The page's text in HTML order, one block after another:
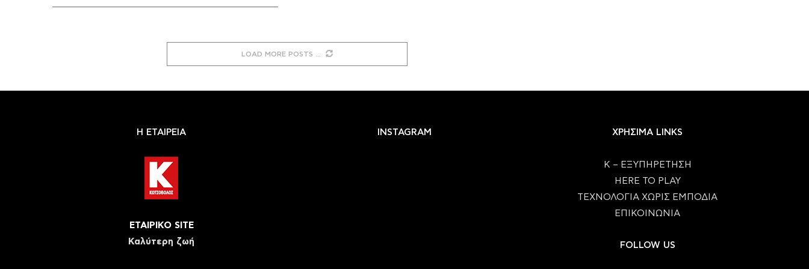
LOAD MORE POSTS
Η ΕΤΑΙΡΕΙΑ
ΕΤΑΙΡΙΚΟ SITE
Καλύτερη ζωή
INSTAGRAM ΧΡΗΣΙΜΑ LINKS
Κ – ΕΞΥΠΗΡΕΤΗΣΗ
HERE TO PLAY
ΤΕΧΝΟΛΟΓΙΑ ΧΩΡΙΣ ΕΜΠΟΔΙΑ
ΕΠΙΚΟΙΝΩΝΙΑ
FOLLOW US